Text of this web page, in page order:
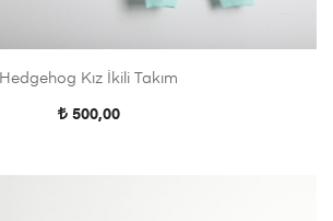
Hedgehog Kız İkili Takım
500,00